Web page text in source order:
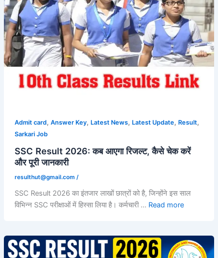
Admit card, Answer Key, Latest News, Latest Update, Result,
Sarkari Job
SSC Result 2026: कब आएगा रिजल्ट, कैसे चेक करें
और पूरी जानकारी
resulthut@gmail.com /
SSC Result 2026 का इंतजार लाखों छात्रों को है, जिन्होंने इस साल
विभिन्न SSC परीक्षाओं में हिस्सा लिया है। कर्मचारी … Read more